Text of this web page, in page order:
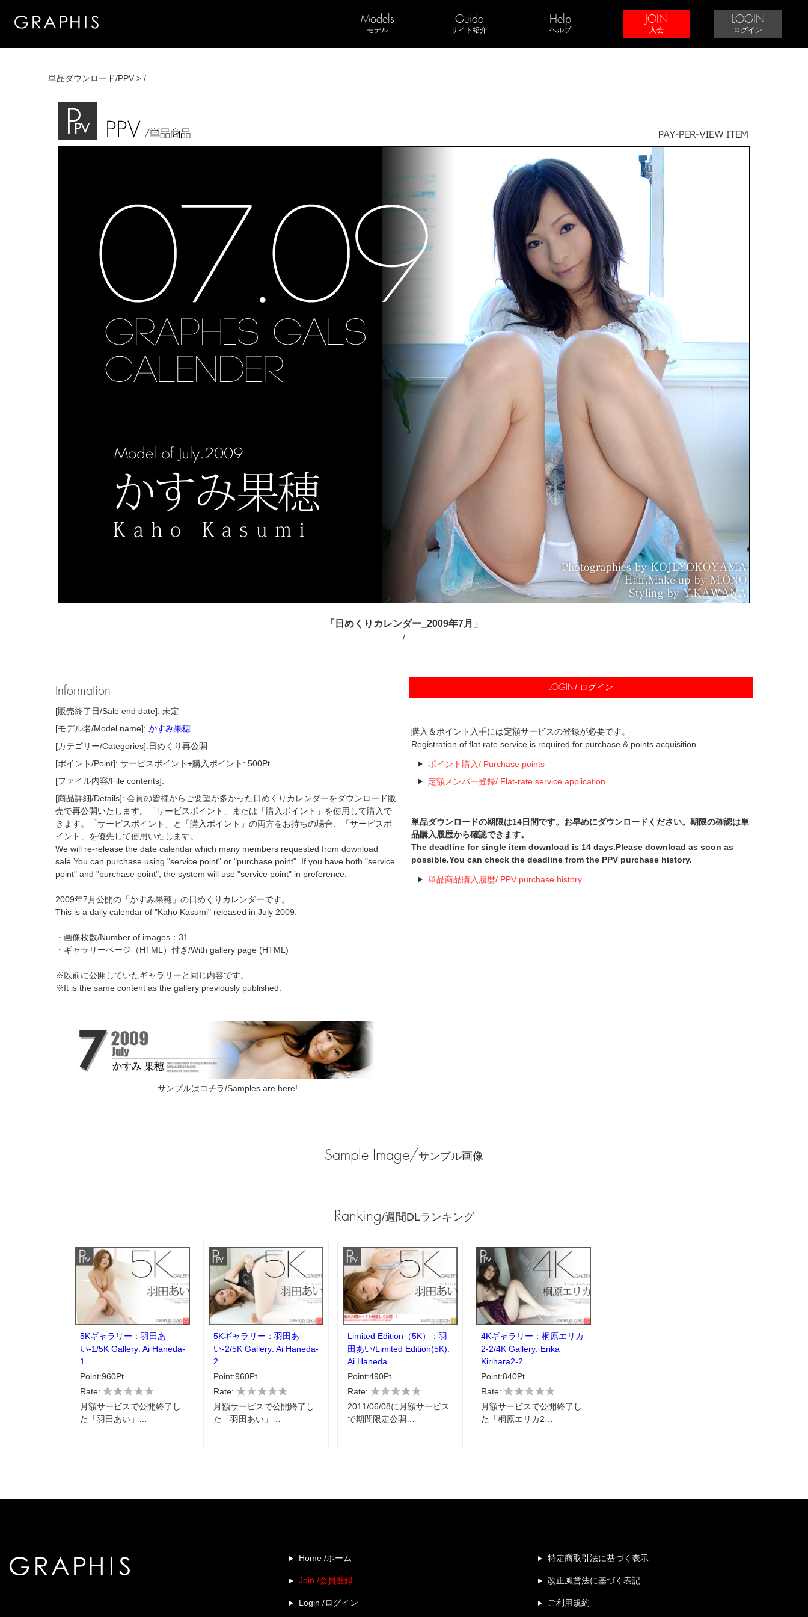
Models
モデル
Guide
サイト紹介
Help
ヘルプ
JOIN
入会
LOGIN
ログイン
単品ダウンロード/PPV > /
「日めくりカレンダー_2009年7月」
/
Information
[販売終了日/Sale end date]: 未定
[モデル名/Model name]: かすみ果穂
[カテゴリー/Categories]:日めくり再公開
[ポイント/Point]: サービスポイント+購入ポイント: 500Pt
[ファイル内容/File contents]:
[商品詳細/Details]: 会員の皆様からご要望が多かった日めくりカレンダーをダウンロード販
売で再公開いたします。「サービスポイント」または「購入ポイント」を使用して購入で
きます。「サービスポイント」と「購入ポイント」の両方をお持ちの場合、「サービスポ
イント」を優先して使用いたします。
We will re-release the date calendar which many members requested from download
sale.You can purchase using "service point" or "purchase point". If you have both "service
point" and "purchase point", the system will use "service point" in preference.
2009年7月公開の「かすみ果穂」の日めくりカレンダーです。
This is a daily calendar of "Kaho Kasumi" released in July 2009.
・画像枚数/Number of images：31
・ギャラリーページ（HTML）付き/With gallery page (HTML)
※以前に公開していたギャラリーと同じ内容です。
※It is the same content as the gallery previously published.
サンプルはコチラ/Samples are here!
LOGIN/ ログイン
購入＆ポイント入手には定額サービスの登録が必要です。
Registration of flat rate service is required for purchase & points acquisition.
ポイント購入/ Purchase points
定額メンバー登録/ Flat-rate service application
単品ダウンロードの期限は14日間です。お早めにダウンロードください。期限の確認は単
品購入履歴から確認できます。
The deadline for single item download is 14 days.Please download as soon as
possible.You can check the deadline from the PPV purchase history.
単品商品購入履歴/ PPV purchase history
Sample Image/サンプル画像
Ranking/週間DLランキング
5Kギャラリー：羽田あ
い-1/5K Gallery: Ai Haneda-
1
Point:960Pt
Rate:
月額サービスで公開終了し
た「羽田あい」…
5Kギャラリー：羽田あ
い-2/5K Gallery: Ai Haneda-
2
Point:960Pt
Rate:
月額サービスで公開終了し
た「羽田あい」…
Limited Edition（5K）：羽
田あい/Limited Edition(5K):
Ai Haneda
Point:490Pt
Rate:
2011/06/08に月額サービス
で期間限定公開…
4Kギャラリー：桐原エリカ
2-2/4K Gallery: Erika
Kirihara2-2
Point:840Pt
Rate:
月額サービスで公開終了し
た「桐原エリカ2…
Home /ホーム
Join /会員登録
Login /ログイン
特定商取引法に基づく表示
改正風営法に基づく表記
ご利用規約